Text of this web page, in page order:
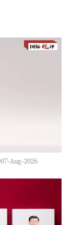
07-Aug-2026